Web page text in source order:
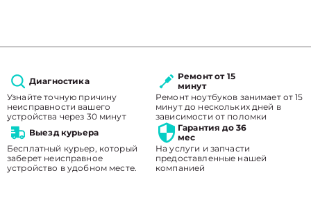
Диагностика
Узнайте точную причину
неисправности вашего
устройства через 30 минут
Ремонт от 15
минут
Ремонт ноутбуков занимает от 15
минут до нескольких дней в
зависимости от поломки
Выезд курьера
Бесплатный курьер, который
заберет неисправное
устройство в удобном месте.
Гарантия до 36
мес
На услуги и запчасти
предоставленные нашей
компанией